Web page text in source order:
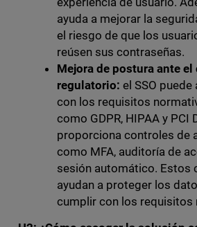
ayuda a mejorar la
el riesgo de que los
reúsen sus contraseñas.
Mejora de postura ante
regulatorio: el SSO
con los requisitos
como GDPR, HIPAA y PCI
proporciona controles de
como MFA, auditoría de
sesión automático. Estos
ayudan a proteger los
cumplir con los requisitos